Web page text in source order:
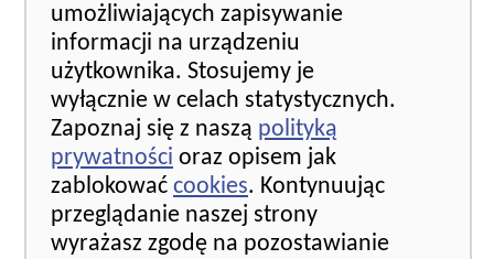
umożliwiających zapisywanie
informacji na urządzeniu
użytkownika. Stosujemy je
wyłącznie w celach statystycznych.
Zapoznaj się z naszą polityką
prywatności oraz opisem jak
zablokować cookies. Kontynuując
przeglądanie naszej strony
wyrażasz zgodę na pozostawianie